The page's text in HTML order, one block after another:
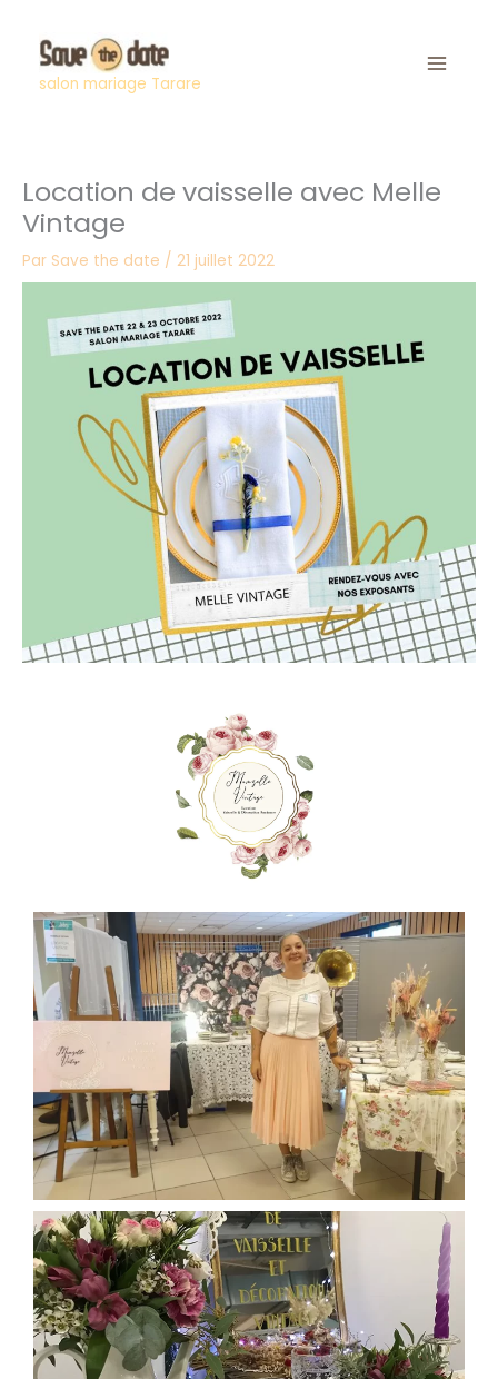
contenu
salon mariage Tarare
Location de vaisselle avec Melle
Vintage
Par Save the date / 21 juillet 2022